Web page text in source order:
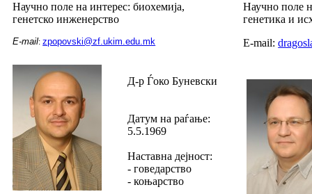
Научно поле на интерес: биохемија,
генетско инженерство
E-mail:zpopovski@zf.ukim.edu.mk
Научно поле
генетика и
E-mail:
Д-р Ѓоко Буневски
Датум на раѓање:
5.5.1969
Наставна дејност:
- говедарство
- коњарство